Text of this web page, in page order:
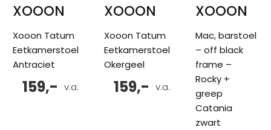
XOOON
Xooon Tatum
Eetkamerstoel
Antraciet
v.a.
159,-
XOOON
Xooon Tatum
Eetkamerstoel
Okergeel
v.a.
159,-
XOOON
Mac, barstoel
– off black
frame –
Rocky +
greep
Catania
zwart